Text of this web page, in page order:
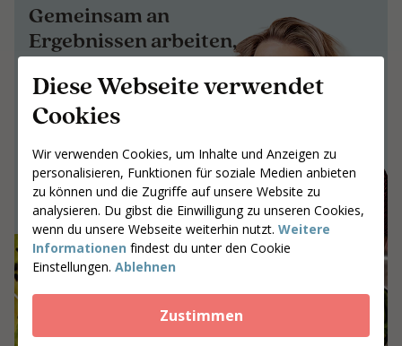
Diese Webseite verwendet
Cookies
Wir verwenden Cookies, um Inhalte und Anzeigen zu
personalisieren, Funktionen für soziale Medien anbieten
zu können und die Zugriffe auf unsere Website zu
analysieren. Du gibst die Einwilligung zu unseren Cookies,
wenn du unsere Webseite weiterhin nutzt. Weitere
Informationen findest du unter den Cookie
Einstellungen. Ablehnen
Zustimmen
Gemeinsam an
Ergebnissen arbeiten,
die bleiben
die bleiben
Gib deine Postleitzahl ein
Coaches suchen